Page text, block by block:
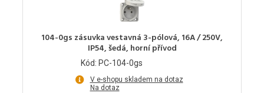
104-0gs zásuvka vestavná 3-pólová, 16A / 250V,
IP54, šedá, horní přívod
Kód: PC-104-0gs
V e-shopu skladem na dotaz
Na dotaz